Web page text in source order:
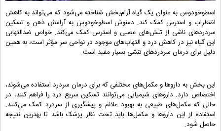
اسطوخودوس به عنوان یک گیاه آرام‌بخش شناخته می‌شود که می‌تواند به کاهش
اضطراب و استرس کمک کند. دمنوش اسطوخودوس به آرامش ذهن و تسکین
سردردهای ناشی از تنش‌های عصبی و استرس کمک می‌کند. خواص ضدالتهابی
این گیاه نیز در کاهش درد و التهاب‌های موجود در نواحی سر مؤثر است، به همین
دلیل برای درمان سردردهای تنشی بسیار مفید است.
این بخش به داروها و مکمل‌های مختلفی که برای درمان سردرد استفاده می‌شوند،
اختصاص دارد. داروهای شیمیایی می‌توانند تسکین سریع درد را فراهم کنند، در
حالی که مکمل‌های طبیعی به بهبود علائم و پیشگیری از سردرد کمک می‌کنند.
استفاده از این داروها و مکمل‌ها باید تحت نظر پزشک باشد تا بهترین نتیجه
حاصل شود.